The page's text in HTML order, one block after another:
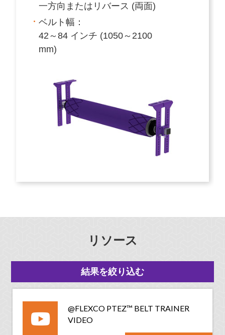
一方向またはリバース (両面)
ベルト幅：
42～84 インチ (1050～2100
mm)
リソース
結果を絞り込む
@FLEXCO PTEZ™ BELT TRAINER
VIDEO